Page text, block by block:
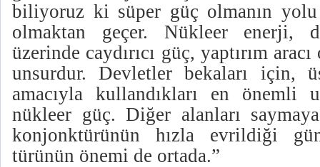
biliyoruz ki süper güç olmanın
olmaktan geçer. Nükleer enerji,
üzerinde caydırıcı güç, yaptırım
unsurdur. Devletler bekaları için,
amacıyla kullandıkları en önemli
nükleer güç. Diğer alanları
konjonktürünün hızla evrildiği
türünün önemi de ortada.”